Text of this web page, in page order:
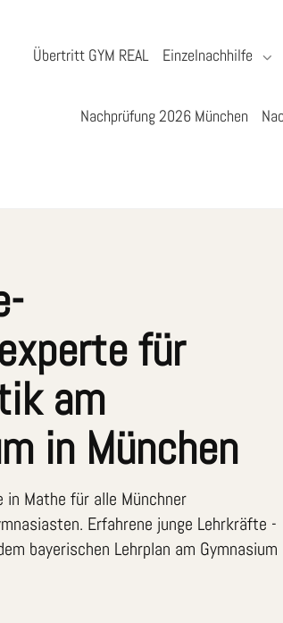
Übertritt GYM REAL Einzelnachhilfe
Nachprüfung 2026 München
für
am
in München
in Mathe für alle Münchner
Erfahrene junge Lehrkräfte -
bayerischen Lehrplan am Gymnasium